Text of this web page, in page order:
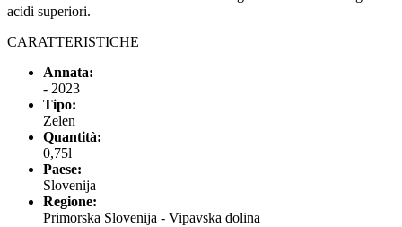
acidi superiori.
CARATTERISTICHE
Annata:
- 2023
Tipo:
Zelen
Quantità:
0,75l
Paese:
Slovenija
Regione:
Primorska Slovenija - Vipavska dolina